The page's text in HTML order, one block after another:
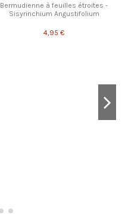
Bermudienne à feuilles étroites -
Sisyrinchium Angustifolium
4,95 €